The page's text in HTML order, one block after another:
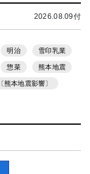
2026.08.09付
明治 雪印乳業
惣菜 熊本地震
〔熊本地震影響〕